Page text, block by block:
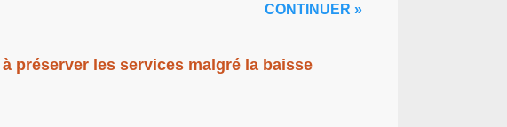
CONTINUER »
préserver les services malgré la baisse